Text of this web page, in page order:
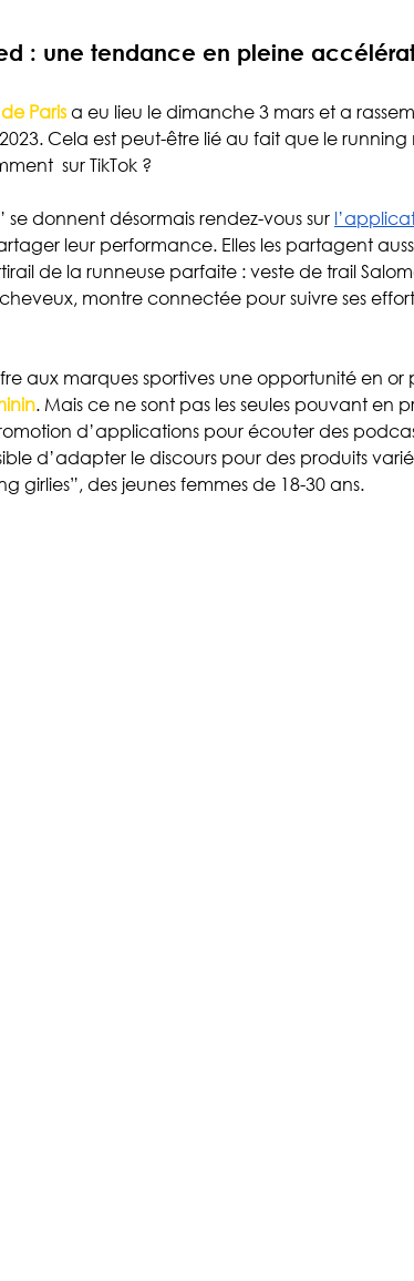
: une tendance en pleine
Paris a eu lieu le dimanche 3 mars et a
Cela est peut-être lié au fait que le
sur TikTok ?
se donnent désormais rendez-vous sur
leur performance. Elles les partagent
de la runneuse parfaite : veste de trail
montre connectée pour suivre ses
aux marques sportives une opportunité en or
. Mais ce ne sont pas les seules pouvant en
d’applications pour écouter des
d’adapter le discours pour des produits
girlies”, des jeunes femmes de 18-30 ans.